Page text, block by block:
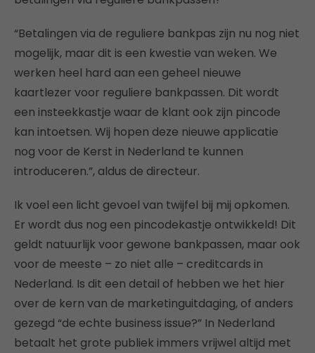
“Betalingen via de reguliere bankpas zijn nu nog niet
mogelijk, maar dit is een kwestie van weken. We
werken heel hard aan een geheel nieuwe
kaartlezer voor reguliere bankpassen. Dit wordt
een insteekkastje waar de klant ook zijn pincode
kan intoetsen. Wij hopen deze nieuwe applicatie
nog voor de Kerst in Nederland te kunnen
introduceren.”, aldus de directeur.
Ik voel een licht gevoel van twijfel bij mij opkomen.
Er wordt dus nog een pincodekastje ontwikkeld! Dit
geldt natuurlijk voor gewone bankpassen, maar ook
voor de meeste – zo niet alle – creditcards in
Nederland. Is dit een detail of hebben we het hier
over de kern van de marketinguitdaging, of anders
gezegd “de echte business issue?” In Nederland
betaalt het grote publiek immers vrijwel altijd met